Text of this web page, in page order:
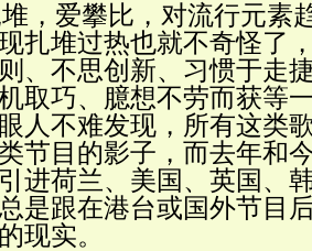
，爱攀比，对流行元素
扎堆过热也就不奇怪了
、不思创新、习惯于走
取巧、臆想不劳而获等
人不难发现，所有这类
节目的影子，而去年和
进荷兰、美国、英国、
是跟在港台或国外节目
现实。